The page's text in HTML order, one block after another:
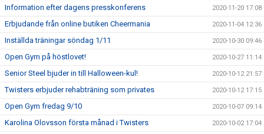
Information efter dagens presskonferens 2020-11-20 17:08
Erbjudande från online butiken Cheermania 2020-11-04 12:36
Inställda träningar söndag 1/11 2020-10-30 09:46
Open Gym på höstlovet! 2020-10-27 11:14
Senior Steel bjuder in till Halloween-kul! 2020-10-12 21:57
Twisters erbjuder rehabträning som privates 2020-10-12 17:15
Open Gym fredag 9/10 2020-10-07 09:14
Karolina Olovsson första månad i Twisters 2020-10-02 17:04